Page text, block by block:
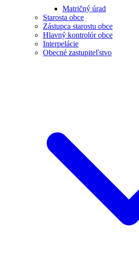
Matričný úrad
Starosta obce
Zástupca starostu obce
Hlavný kontrolór obce
Interpelácie
Obecné zastupiteľstvo